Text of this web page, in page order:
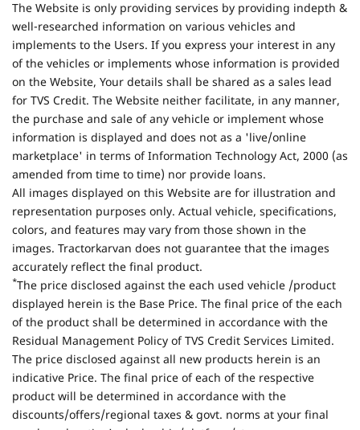
The Website is only providing services by providing indepth &
well-researched information on various vehicles and
implements to the Users. If you express your interest in any
of the vehicles or implements whose information is provided
on the Website, Your details shall be shared as a sales lead
for TVS Credit. The Website neither facilitate, in any manner,
the purchase and sale of any vehicle or implement whose
information is displayed and does not as a 'live/online
marketplace' in terms of Information Technology Act, 2000 (as
amended from time to time) nor provide loans.
All images displayed on this Website are for illustration and
representation purposes only. Actual vehicle, specifications,
colors, and features may vary from those shown in the
images. Tractorkarvan does not guarantee that the images
accurately reflect the final product.
*The price disclosed against the each used vehicle /product
displayed herein is the Base Price. The final price of the each
of the product shall be determined in accordance with the
Residual Management Policy of TVS Credit Services Limited.
The price disclosed against all new products herein is an
indicative Price. The final price of each of the respective
product will be determined in accordance with the
discounts/offers/regional taxes & govt. norms at your final